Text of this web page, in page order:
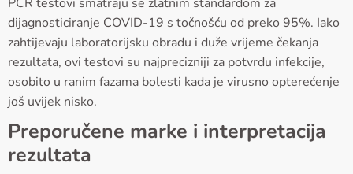
dijagnosticiranje COVID-19 s točnošću od preko 95%. Iako
zahtijevaju laboratorijsku obradu i duže vrijeme čekanja
rezultata, ovi testovi su najprecizniji za potvrdu infekcije,
osobito u ranim fazama bolesti kada je virusno opterećenje
još uvijek nisko.
Preporučene marke i interpretacija
rezultata